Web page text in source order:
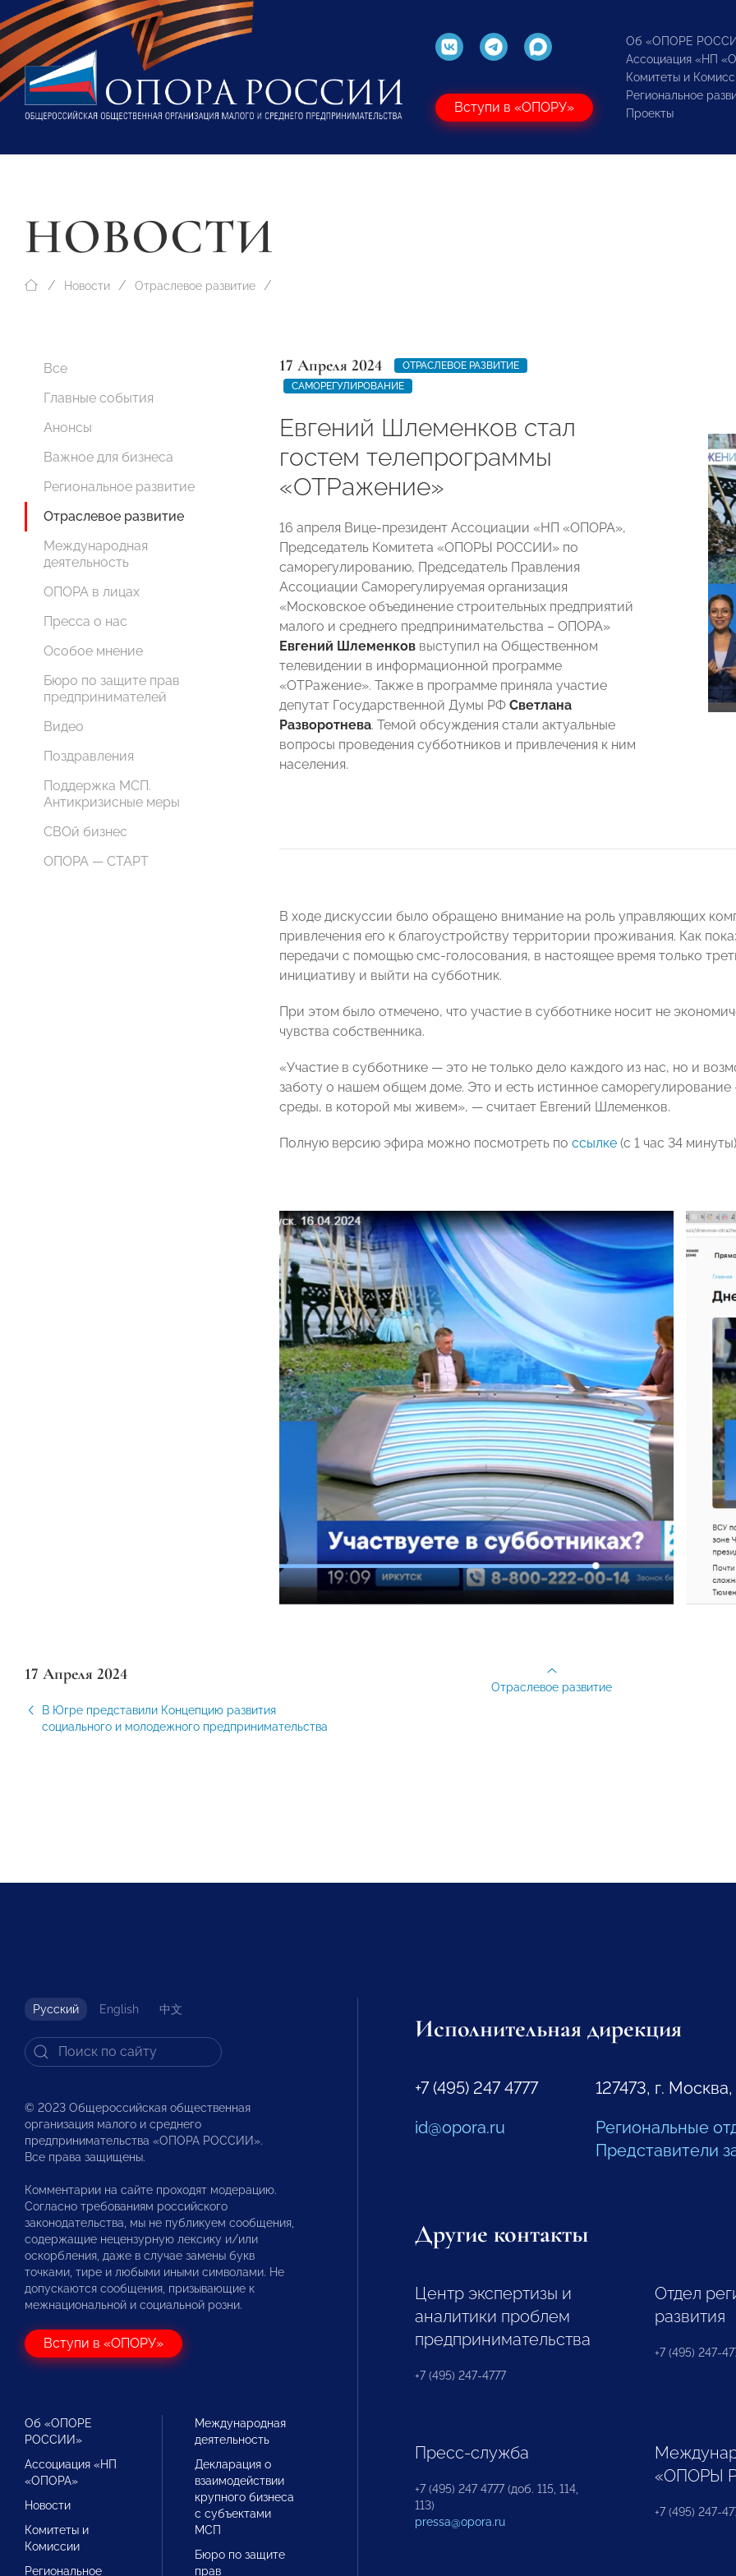
Вступи в «ОПОРУ»
Об «ОПОРЕ
Ассоциация «НП
Комитеты и
Региональное
Проекты
НОВОСТИ
Новости Отраслевое развитие
Все
Главные события
Анонсы
Важное для бизнеса
Региональное развитие
Отраслевое развитие
Международная
деятельность
ОПОРА в лицах
Пресса о нас
Особое мнение
Бюро по защите прав
предпринимателей
Видео
Поздравления
Поддержка МСП.
Антикризисные меры
СВОй бизнес
ОПОРА — СТАРТ
17 Апреля 2024
ОТРАСЛЕВОЕ РАЗВИТИЕ
САМОРЕГУЛИРОВАНИЕ
Евгений Шлеменков стал
гостем телепрограммы
«ОТРажение»
16 апреля Вице-президент Ассоциации «НП «ОПОРА»,
Председатель Комитета «ОПОРЫ РОССИИ» по
саморегулированию, Председатель Правления
Ассоциации Саморегулируемая организация
«Московское объединение строительных предприятий
малого и среднего предпринимательства – ОПОРА»
Евгений Шлеменков выступил на Общественном
телевидении в информационной программе
«ОТРажение». Также в программе приняла участие
депутат Государственной Думы РФ Светлана
Разворотнева. Темой обсуждения стали актуальные
вопросы проведения субботников и привлечения к ним
населения.
В ходе дискуссии было обращено внимание на роль управляющих
привлечения его к благоустройству территории проживания. Как
передачи с помощью смс-голосования, в настоящее время только
инициативу и выйти на субботник.
При этом было отмечено, что участие в субботнике носит не
чувства собственника.
«Участие в субботнике — это не только дело каждого из нас, но и
заботу о нашем общем доме. Это и есть истинное
среды, в которой мы живем», — считает Евгений Шлеменков.
Полную версию эфира можно посмотреть по ссылке (с 1 час 34
17 Апреля 2024
В Югре представили Концепцию развития
социального и молодежного предпринимательства
Отраслевое развитие
Русский English 中文
© 2023 Общероссийская общественная
организация малого и среднего
предпринимательства «ОПОРА РОССИИ».
Все права защищены.
Комментарии на сайте проходят модерацию.
Согласно требованиям российского
законодательства, мы не публикуем сообщения,
содержащие нецензурную лексику и/или
оскорбления, даже в случае замены букв
точками, тире и любыми иными символами. Не
допускаются сообщения, призывающие к
межнациональной и социальной розни.
Вступи в «ОПОРУ»
Об «ОПОРЕ
РОССИИ»
Ассоциация «НП
«ОПОРА»
Новости
Комитеты и
Комиссии
Региональное
Международная
деятельность
Декларация о
взаимодействии
крупного бизнеса
с субъектами
МСП
Бюро по защите
прав
Исполнительная дирекция
+7 (495) 247 4777
id@opora.ru
127473, г.
Региональные
Представители
Другие контакты
Центр экспертизы и
аналитики проблем
предпринимательства
+7 (495) 247-4777
Отдел
развития
+7 (495) 247-
Пресс-служба
+7 (495) 247 4777 (доб. 115, 114,
113)
pressa@opora.ru
«ОПОРЫ
+7 (495) 247-